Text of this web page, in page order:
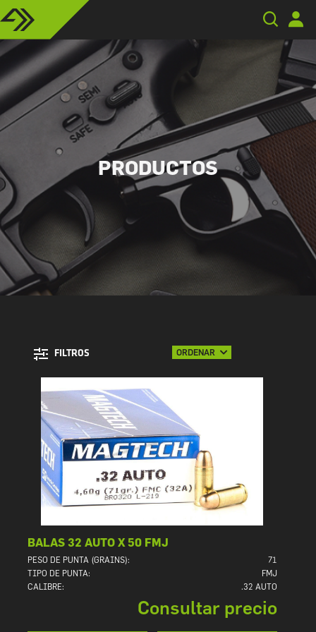
PRODUCTOS
FILTROS ORDENAR
BALAS 32 AUTO X 50 FMJ
PESO DE PUNTA (GRAINS):
71
TIPO DE PUNTA:
FMJ
CALIBRE:
.32 AUTO
Consultar precio